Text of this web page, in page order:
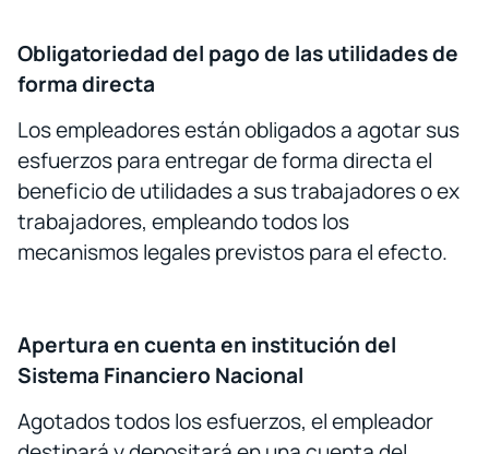
Obligatoriedad del pago de las utilidades de
forma directa
Los empleadores están obligados a agotar sus
esfuerzos para entregar de forma directa el
beneficio de utilidades a sus trabajadores o ex
trabajadores, empleando todos los
mecanismos legales previstos para el efecto.
Apertura en cuenta en institución del
Sistema Financiero Nacional
Agotados todos los esfuerzos, el empleador